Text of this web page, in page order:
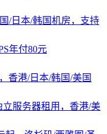
/日本/韩国机房，支持
年付80元
香港/日本/韩国/美国
立服务器租用，香港/美